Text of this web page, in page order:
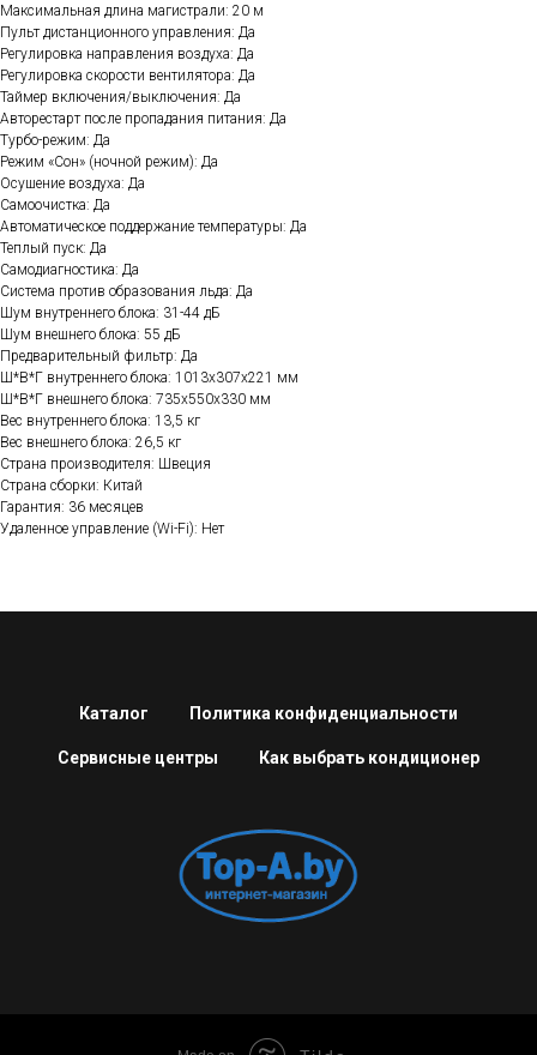
Максимальная длина магистрали: 20 м
Пульт дистанционного управления: Да
Регулировка направления воздуха: Да
Регулировка скорости вентилятора: Да
Таймер включения/выключения: Да
Авторестарт после пропадания питания: Да
Турбо-режим: Да
Режим «Сон» (ночной режим): Да
Осушение воздуха: Да
Самоочистка: Да
Автоматическое поддержание температуры: Да
Теплый пуск: Да
Самодиагностика: Да
Система против образования льда: Да
Шум внутреннего блока: 31-44 дБ
Шум внешнего блока: 55 дБ
Предварительный фильтр: Да
Ш*В*Г внутреннего блока: 1013х307x221 мм
Ш*В*Г внешнего блока: 735х550x330 мм
Вес внутреннего блока: 13,5 кг
Вес внешнего блока: 26,5 кг
Страна производителя: Швеция
Страна сборки: Китай
Гарантия: 36 месяцев
Удаленное управление (Wi-Fi): Нет
Каталог Политика конфиденциальности
Сервисные центры Как выбрать кондиционер